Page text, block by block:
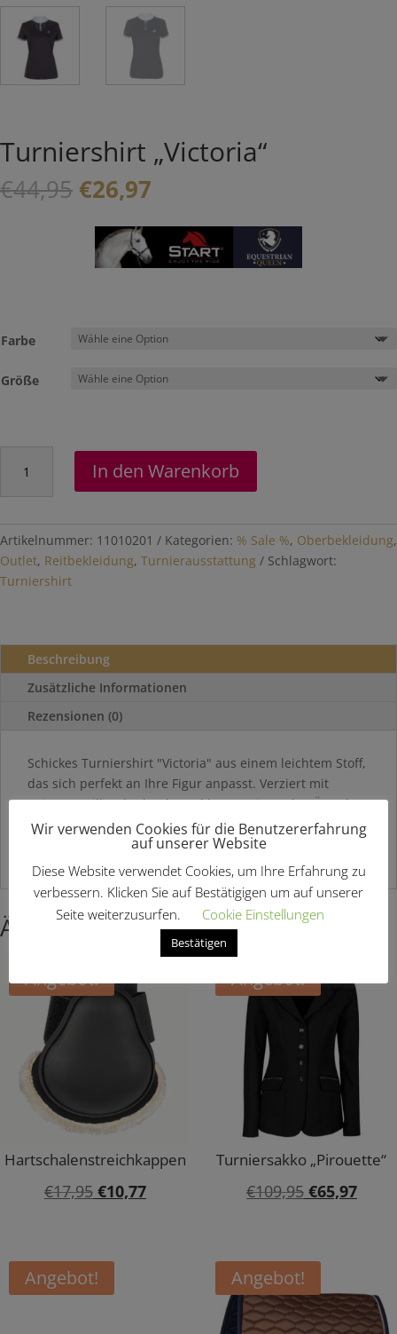
Turniershirt „Victoria“
€44,95 Ursprünglicher
Preis
war:
€44,95
€26,97
ist:
€26,97.
Farbe
Größe
"Victoria"
In den Warenkorb
Artikelnummer: 11010201 Kategorien: % Sale %, Oberbekleidung,
Outlet, Reitbekleidung, Turnierausstattung
Schlagwort:
Turniershirt
Beschreibung
Zusätzliche Informationen
Rezensionen (0)
Schickes Turniershirt "Victoria" aus einem leichtem Stoff,
das sich perfekt an Ihre Figur anpasst. Verziert mit
Spitze, In silber bedruckt und kontrastierenden Ärmeln
mit Kristallen.
Ähnliche Produkte
Angebot!
Hartschalenstreichkappen
€17,95 Ursprünglicher
€17,95
€10,77Aktueller
Angebot!
Turniersakko „Pirouette“
€109,95 €65,97
Angebot! Angebot!
Wir verwenden Cookies für die Benutzererfahrung
auf unserer Website
Diese Website verwendet Cookies, um Ihre Erfahrung zu
verbessern. Klicken Sie auf Bestätigigen um auf unserer
Seite weiterzusurfen.
Cookie Einstellungen
Bestätigen